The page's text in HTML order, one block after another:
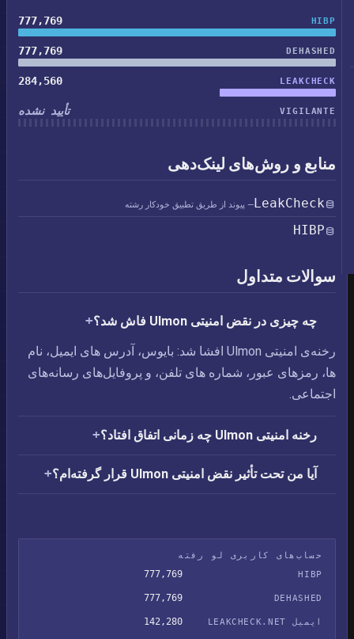
HIBP
777,769
DEHASHED
777,769
LEAKCHECK
284,560
VIGILANTE تأیید نشده
منابع و روش‌های لینک‌دهی
LeakCheck— پیوند از طریق تطبیق خودکار رشته
HIBP
سوالات متداول
چه چیزی در نقض امنیتی Ulmon فاش شد؟
رخنه‌ی امنیتی Ulmon افشا شد: بایوس،‏ آدرس های ایمیل،‏ نام
ها،‏ رمزهای عبور،‏ شماره های تلفن، و پروفایل‌های رسانه‌های
اجتماعی.
رخنه امنیتی Ulmon چه زمانی اتفاق افتاد؟
آیا من تحت تأثیر نقض امنیتی Ulmon قرار گرفته‌ام؟
حساب‌های کاربری لو رفته
HIBP
777,769
DEHASHED
777,769
ایمیل LEAKCHECK.NET 142,280